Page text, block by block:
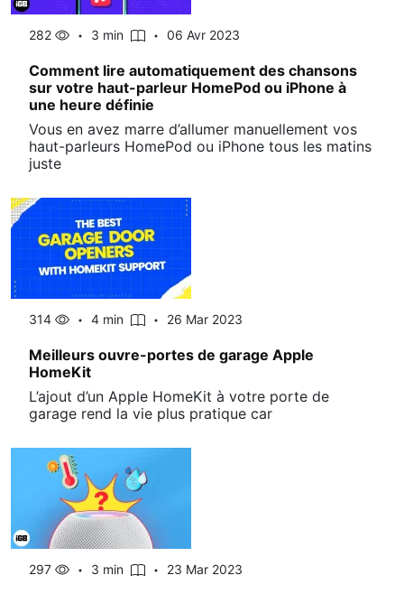
282 3 min 06 Avr 2023
Comment lire automatiquement des chansons
sur votre haut-parleur HomePod ou iPhone à
une heure définie
Vous en avez marre d’allumer manuellement vos
haut-parleurs HomePod ou iPhone tous les matins
juste
314 4 min 26 Mar 2023
Meilleurs ouvre-portes de garage Apple
HomeKit
L’ajout d’un Apple HomeKit à votre porte de
garage rend la vie plus pratique car
297 3 min 23 Mar 2023